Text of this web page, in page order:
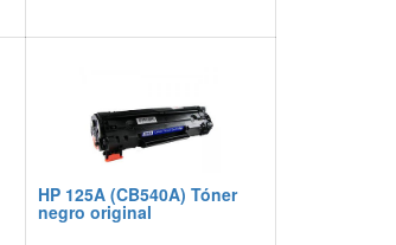
HP 125A (CB540A) Tóner
negro original